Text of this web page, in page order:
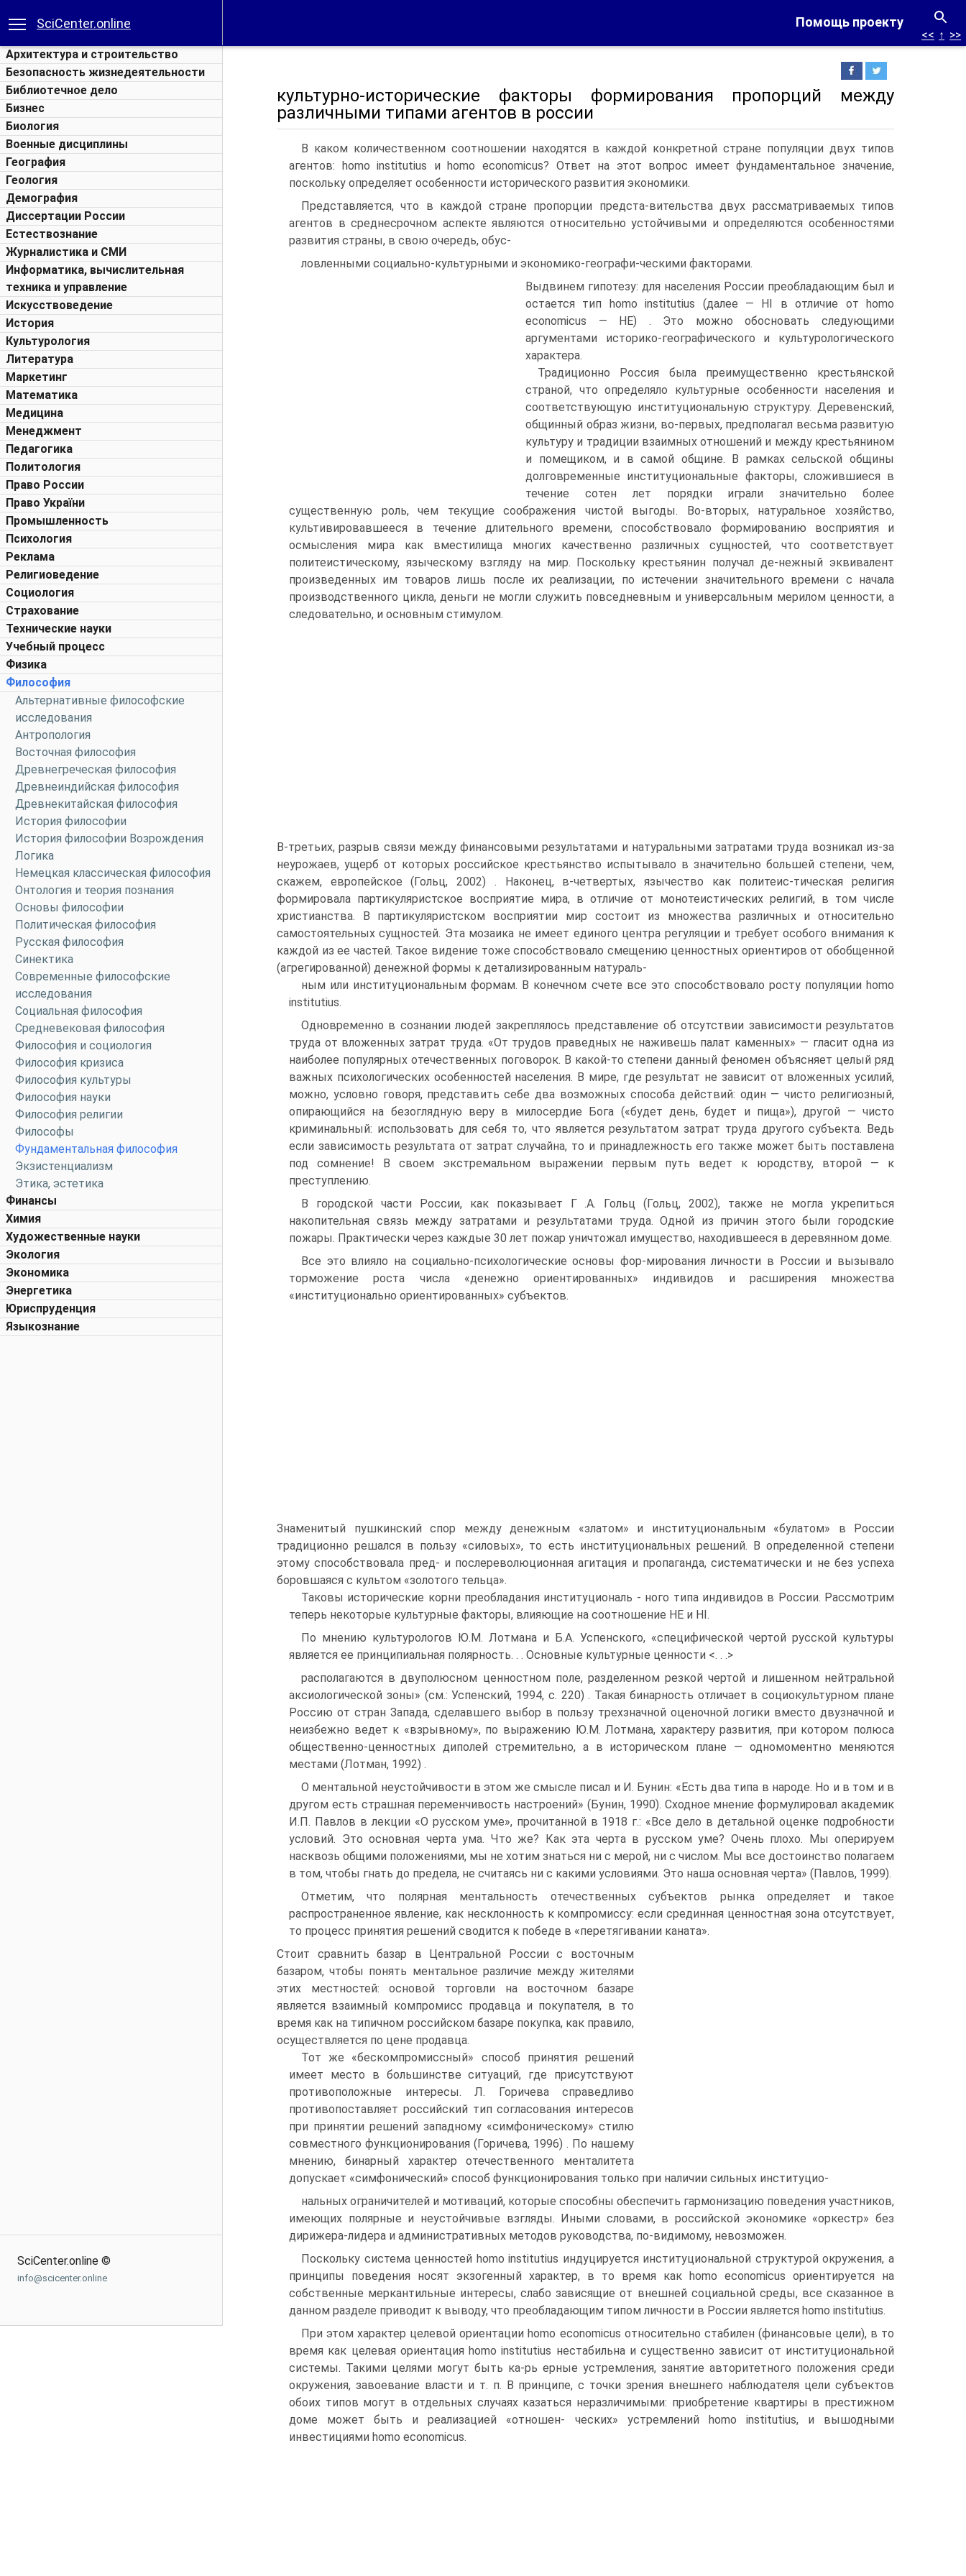
Помощь проекту
SciCenter.online
Архитектура и строительство
Безопасность жизнедеятельности
Библиотечное дело
Бизнес
Биология
Военные дисциплины
География
Геология
Демография
Диссертации России
Естествознание
Журналистика и СМИ
Информатика, вычислительная
техника и управление
Искусствоведение
История
Культурология
Литература
Маркетинг
Математика
Медицина
Менеджмент
Педагогика
Политология
Право России
Право України
Промышленность
Психология
Реклама
Религиоведение
Социология
Страхование
Технические науки
Учебный процесс
Физика
Философия
Альтернативные философские
исследования
Антропология
Восточная философия
Древнегреческая философия
Древнеиндийская философия
Древнекитайская философия
История философии
История философии Возрождения
Логика
Немецкая классическая философия
Онтология и теория познания
Основы философии
Политическая философия
Русская философия
Синектика
Современные философские
исследования
Социальная философия
Средневековая философия
Философия и социология
Философия кризиса
Философия культуры
Философия науки
Философия религии
Философы
Фундаментальная философия
Экзистенциализм
Этика, эстетика
Финансы
Химия
Художественные науки
Экология
Экономика
Энергетика
Юриспруденция
Языкознание
SciCenter.online ©
info@scicenter.online
<< ↑ >>
культурно-исторические факторы формирования пропорций между
различными типами агентов в россии
В каком количественном соотношении находятся в каждой конкретной стране популяции двух типов
агентов: homo institutius и homo economicus? Ответ на этот вопрос имеет фундаментальное значение,
поскольку определяет особенности исторического развития экономики.
Представляется, что в каждой стране пропорции предста-вительства двух рассматриваемых типов
агентов в среднесрочном аспекте являются относительно устойчивыми и определяются особенностями
развития страны, в свою очередь, обус-
ловленными социально-культурными и экономико-географи-ческими факторами.
Выдвинем гипотезу: для населения России преобладающим был и
остается тип homo institutius (далее — HI в отличие от homo
economicus — HE) . Это можно обосновать следующими
аргументами историко-географического и культурологического
характера.
Традиционно Россия была преимущественно крестьянской
страной, что определяло культурные особенности населения и
соответствующую институциональную структуру. Деревенский,
общинный образ жизни, во-первых, предполагал весьма развитую
культуру и традиции взаимных отношений и между крестьянином
и помещиком, и в самой общине. В рамках сельской общины
долговременные институциональные факторы, сложившиеся в
течение сотен лет порядки играли значительно более
существенную роль, чем текущие соображения чистой выгоды. Во-вторых, натуральное хозяйство,
культивировавшееся в течение длительного времени, способствовало формированию восприятия и
осмысления мира как вместилища многих качественно различных сущностей, что соответствует
политеистическому, языческому взгляду на мир. Поскольку крестьянин получал де-нежный эквивалент
произведенных им товаров лишь после их реализации, по истечении значительного времени с начала
производственного цикла, деньги не могли служить повседневным и универсальным мерилом ценности, а
следовательно, и основным стимулом.
В-третьих, разрыв связи между финансовыми результатами и натуральными затратами труда возникал из-за
неурожаев, ущерб от которых российское крестьянство испытывало в значительно большей степени, чем,
скажем, европейское (Гольц, 2002) . Наконец, в-четвертых, язычество как политеис-тическая религия
формировала партикуляристское восприятие мира, в отличие от монотеистических религий, в том числе
христианства. В партикуляристском восприятии мир состоит из множества различных и относительно
самостоятельных сущностей. Эта мозаика не имеет единого центра регуляции и требует особого внимания к
каждой из ее частей. Такое видение тоже способствовало смещению ценностных ориентиров от обобщенной
(агрегированной) денежной формы к детализированным натураль-
ным или институциональным формам. В конечном счете все это способствовало росту популяции homo
institutius.
Одновременно в сознании людей закреплялось представление об отсутствии зависимости результатов
труда от вложенных затрат труда. «От трудов праведных не наживешь палат каменных» — гласит одна из
наиболее популярных отечественных поговорок. В какой-то степени данный феномен объясняет целый ряд
важных психологических особенностей населения. В мире, где результат не зависит от вложенных усилий,
можно, условно говоря, представить себе два возможных способа действий: один — чисто религиозный,
опирающийся на безоглядную веру в милосердие Бога («будет день, будет и пища»), другой — чисто
криминальный: использовать для себя то, что является результатом затрат труда другого субъекта. Ведь
если зависимость результата от затрат случайна, то и принадлежность его также может быть поставлена
под сомнение! В своем экстремальном выражении первым путь ведет к юродству, второй — к
преступлению.
В городской части России, как показывает Г .А. Гольц (Гольц, 2002), также не могла укрепиться
накопительная связь между затратами и результатами труда. Одной из причин этого были городские
пожары. Практически через каждые 30 лет пожар уничтожал имущество, находившееся в деревянном доме.
Все это влияло на социально-психологические основы фор-мирования личности в России и вызывало
торможение роста числа «денежно ориентированных» индивидов и расширения множества
«институционально ориентированных» субъектов.
Знаменитый пушкинский спор между денежным «златом» и институциональным «булатом» в России
традиционно решался в пользу «силовых», то есть институциональных решений. В определенной степени
этому способствовала пред- и послереволюционная агитация и пропаганда, систематически и не без успеха
боровшаяся с культом «золотого тельца».
Таковы исторические корни преобладания институциональ - ного типа индивидов в России. Рассмотрим
теперь некоторые культурные факторы, влияющие на соотношение HE и HI.
По мнению культурологов Ю.М. Лотмана и Б.А. Успенского, «специфической чертой русской культуры
является ее принципиальная полярность. . . Основные культурные ценности <. . .>
располагаются в двуполюсном ценностном поле, разделенном резкой чертой и лишенном нейтральной
аксиологической зоны» (см.: Успенский, 1994, с. 220) . Такая бинарность отличает в социокультурном плане
Россию от стран Запада, сделавшего выбор в пользу трехзначной оценочной логики вместо двузначной и
неизбежно ведет к «взрывному», по выражению Ю.М. Лотмана, характеру развития, при котором полюса
общественно-ценностных диполей стремительно, а в историческом плане — одномоментно меняются
местами (Лотман, 1992) .
О ментальной неустойчивости в этом же смысле писал и И. Бунин: «Есть два типа в народе. Но и в том и в
другом есть страшная переменчивость настроений» (Бунин, 1990). Сходное мнение формулировал академик
И.П. Павлов в лекции «О русском уме», прочитанной в 1918 г.: «Все дело в детальной оценке подробности
условий. Это основная черта ума. Что же? Как эта черта в русском уме? Очень плохо. Мы оперируем
насквозь общими положениями, мы не хотим знаться ни с мерой, ни с числом. Мы все достоинство полагаем
в том, чтобы гнать до предела, не считаясь ни с какими условиями. Это наша основная черта» (Павлов, 1999).
Отметим, что полярная ментальность отечественных субъектов рынка определяет и такое
распространенное явление, как несклонность к компромиссу: если срединная ценностная зона отсутствует,
то процесс принятия решений сводится к победе в «перетягивании каната».
Стоит сравнить базар в Центральной России с восточным
базаром, чтобы понять ментальное различие между жителями
этих местностей: основой торговли на восточном базаре
является взаимный компромисс продавца и покупателя, в то
время как на типичном российском базаре покупка, как правило,
осуществляется по цене продавца.
Тот же «бескомпромиссный» способ принятия решений
имеет место в большинстве ситуаций, где присутствуют
противоположные интересы. Л. Горичева справедливо
противопоставляет российский тип согласования интересов
при принятии решений западному «симфоническому» стилю
совместного функционирования (Горичева, 1996) . По нашему
мнению, бинарный характер отечественного менталитета
допускает «симфонический» способ функционирования только при наличии сильных институцио-
нальных ограничителей и мотиваций, которые способны обеспечить гармонизацию поведения участников,
имеющих полярные и неустойчивые взгляды. Иными словами, в российской экономике «оркестр» без
дирижера-лидера и административных методов руководства, по-видимому, невозможен.
Поскольку система ценностей homo institutius индуцируется институциональной структурой окружения, а
принципы поведения носят экзогенный характер, в то время как homo economicus ориентируется на
собственные меркантильные интересы, слабо зависящие от внешней социальной среды, все сказанное в
данном разделе приводит к выводу, что преобладающим типом личности в России является homo institutius.
При этом характер целевой ориентации homo economicus относительно стабилен (финансовые цели), в то
время как целевая ориентация homo institutius нестабильна и существенно зависит от институциональной
системы. Такими целями могут быть ка-рь ерные устремления, занятие авторитетного положения среди
окружения, завоевание власти и т. п. В принципе, с точки зрения внешнего наблюдателя цели субъектов
обоих типов могут в отдельных случаях казаться неразличимыми: приобретение квартиры в престижном
доме может быть и реализацией «отношен- ческих» устремлений homo institutius, и вышодными
инвестициями homo economicus.